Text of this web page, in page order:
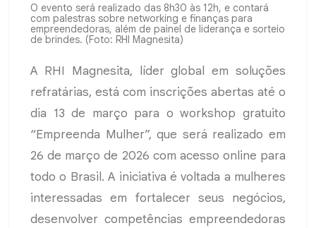
O evento será realizado das 8h30 às 12h, e contará
com palestras sobre networking e finanças para
empreendedoras, além de painel de liderança e sorteio
de brindes. (Foto: RHI Magnesita)
A RHI Magnesita, líder global em soluções
refratárias, está com inscrições abertas até o
dia 13 de março para o workshop gratuito
“Empreenda Mulher”, que será realizado em
26 de março de 2026 com acesso online para
todo o Brasil. A iniciativa é voltada a mulheres
interessadas em fortalecer seus negócios,
desenvolver competências empreendedoras